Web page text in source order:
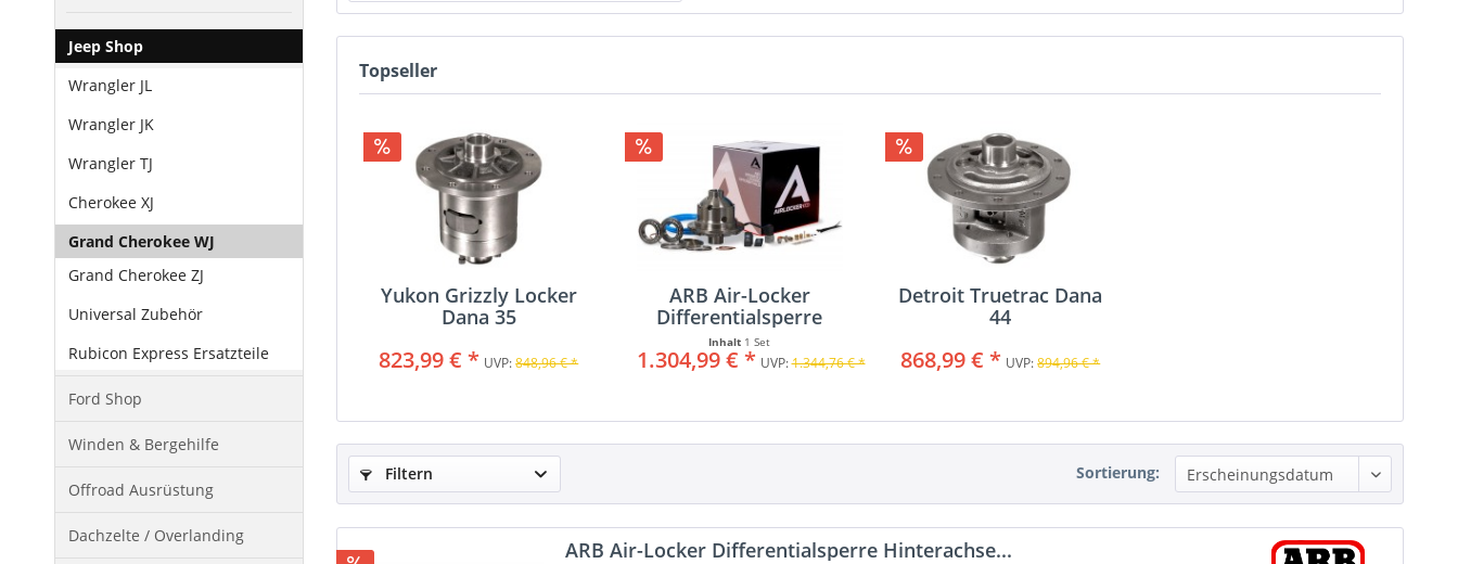
Jeep Shop
Wrangler JL
Wrangler JK
Wrangler TJ
Cherokee XJ
Grand Cherokee WJ
Grand Cherokee ZJ
Universal Zubehör
Rubicon Express Ersatzteile
Ford Shop
Winden & Bergehilfe
Offroad Ausrüstung
Dachzelte / Overlanding
Topseller
Yukon Grizzly Locker
Dana 35
823,99 € * UVP:848,96 € *
ARB Air-Locker
Differentialsperre
Hinterachse...
Inhalt 1 Set
1.304,99 € * UVP:1.344,76 € *
Detroit Truetrac Dana
44
868,99 € * UVP:894,96 € *
Filtern Sortierung:
ARB Air-Locker Differentialsperre Hinterachse...